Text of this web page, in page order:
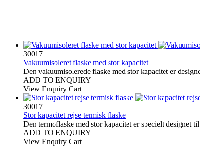
30017
Vakuumisoleret flaske med stor kapacitet
Den vakuumisolerede flaske med stor kapacitet er
ADD TO ENQUIRY
View Enquiry Cart
30017
Stor kapacitet rejse termisk flaske
Den termoflaske med stor kapacitet er specielt designet
ADD TO ENQUIRY
View Enquiry Cart